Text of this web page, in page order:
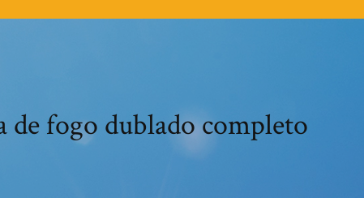
de fogo dublado completo